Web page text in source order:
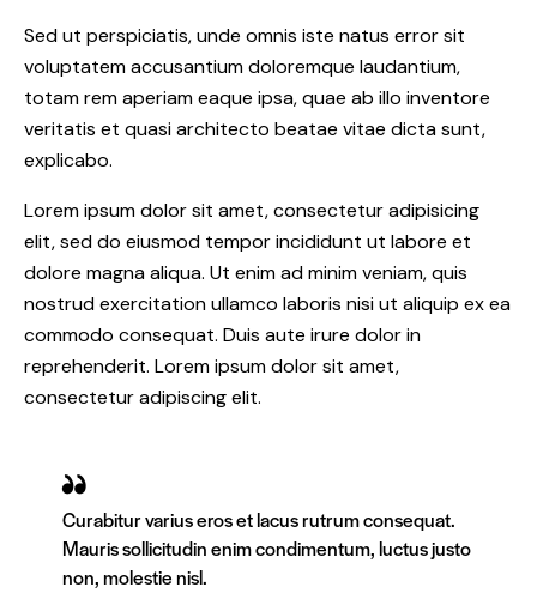
Sed ut perspiciatis, unde omnis iste natus error sit
voluptatem accusantium doloremque laudantium,
totam rem aperiam eaque ipsa, quae ab illo inventore
veritatis et quasi architecto beatae vitae dicta sunt,
explicabo.
Lorem ipsum dolor sit amet, consectetur adipisicing
elit, sed do eiusmod tempor incididunt ut labore et
dolore magna aliqua. Ut enim ad minim veniam, quis
nostrud exercitation ullamco laboris nisi ut aliquip ex ea
commodo consequat. Duis aute irure dolor in
reprehenderit. Lorem ipsum dolor sit amet,
consectetur adipiscing elit.
Curabitur varius eros et lacus rutrum consequat.
Mauris sollicitudin enim condimentum, luctus justo
non, molestie nisl.